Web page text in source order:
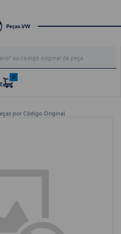
0
por Código Original